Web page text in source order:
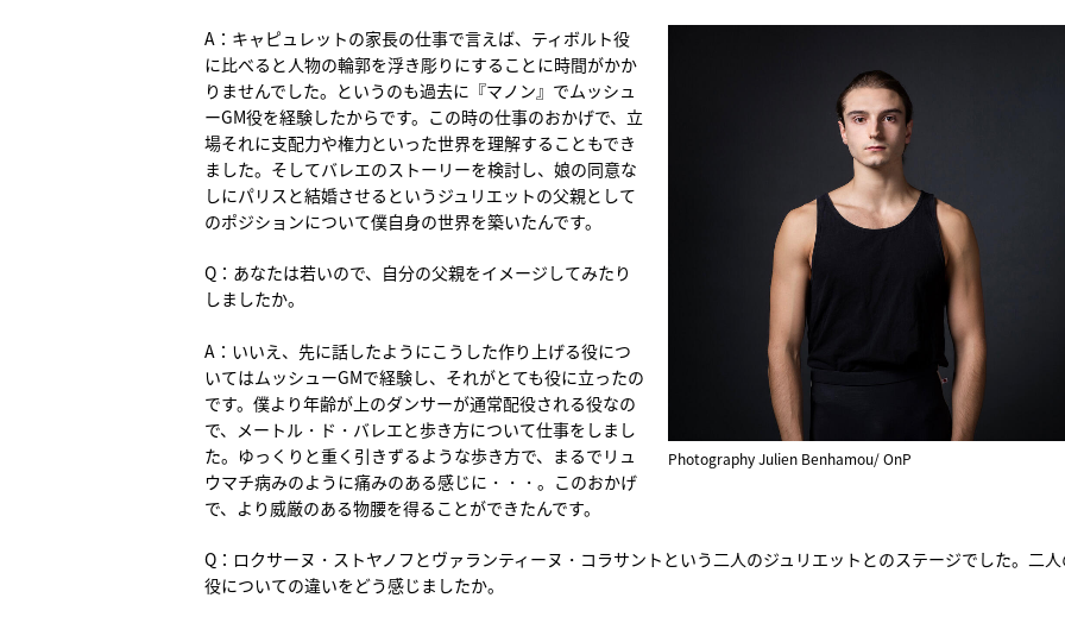
Photography Julien Benhamou/ OnP
A：キャピュレットの家長の仕事で言えば、ティボルト役
に比べると人物の輪郭を浮き彫りにすることに時間がかか
りませんでした。というのも過去に『マノン』でムッシュ
ーGM役を経験したからです。この時の仕事のおかげで、立
場それに支配力や権力といった世界を理解することもでき
ました。そしてバレエのストーリーを検討し、娘の同意な
しにパリスと結婚させるというジュリエットの父親として
のポジションについて僕自身の世界を築いたんです。
Q：あなたは若いので、自分の父親をイメージしてみたり
しましたか。
A：いいえ、先に話したようにこうした作り上げる役につ
いてはムッシューGMで経験し、それがとても役に立ったの
です。僕より年齢が上のダンサーが通常配役される役なの
で、メートル・ド・バレエと歩き方について仕事をしまし
た。ゆっくりと重く引きずるような歩き方で、まるでリュ
ウマチ病みのように痛みのある感じに・・・。このおかげ
で、より威厳のある物腰を得ることができたんです。
Q：ロクサーヌ・ストヤノフとヴァランティーヌ・コラサントという二人のジュリエットとのステージでした。二人
役についての違いをどう感じましたか。